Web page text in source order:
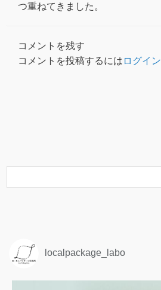
つ重ねてきました。
コメントを残す
コメントを投稿するには ログイン
localpackage_labo